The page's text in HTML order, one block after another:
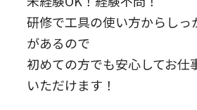
研修で工具の使い方からしっ
があるので
初めての方でも安心してお仕
いただけます！